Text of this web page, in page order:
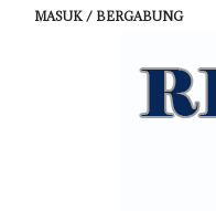
MASUK / BERGABUNG